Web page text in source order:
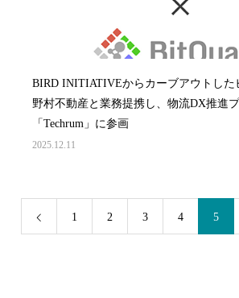
BIRD INITIATIVEからカーブアウトした
野村不動産と業務提携し、物流DX推進
「Techrum」に参画
2025.12.11
1 2 3 4 5